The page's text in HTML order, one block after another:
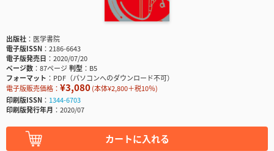
出版社
医学書院
電子版ISSN
2186-6643
電子版発売日
2020/07/20
ページ数
87ページ判型
B5
フォーマット
PDF（パソコンへのダウンロード不可）
電子版販売価格： ¥3,080(本体¥2,800＋税10％)
印刷版ISSN
1344-6703
印刷版発行年月
2020/07
カートに入れる